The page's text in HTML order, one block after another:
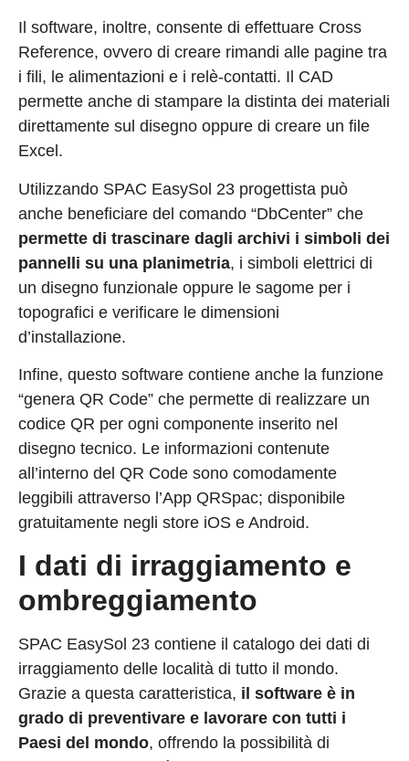
Il software, inoltre, consente di effettuare Cross
Reference, ovvero di creare rimandi alle pagine tra
i fili, le alimentazioni e i relè-contatti. Il CAD
permette anche di stampare la distinta dei materiali
direttamente sul disegno oppure di creare un file
Excel.
Utilizzando SPAC EasySol 23 progettista può
anche beneficiare del comando “DbCenter” che
permette di trascinare dagli archivi i simboli dei
pannelli su una planimetria, i simboli elettrici di
un disegno funzionale oppure le sagome per i
topografici e verificare le dimensioni
d’installazione.
Infine, questo software contiene anche la funzione
“genera QR Code” che permette di realizzare un
codice QR per ogni componente inserito nel
disegno tecnico. Le informazioni contenute
all’interno del QR Code sono comodamente
leggibili attraverso l’App QRSpac; disponibile
gratuitamente negli store iOS e Android.
I dati di irraggiamento e
ombreggiamento
SPAC EasySol 23 contiene il catalogo dei dati di
irraggiamento delle località di tutto il mondo.
Grazie a questa caratteristica, il software è in
grado di preventivare e lavorare con tutti i
Paesi del mondo, offrendo la possibilità di